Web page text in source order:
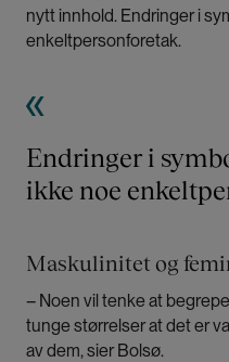
nytt innhold. Endringer i
enkeltpersonforetak.
Endringer i
ikke noe
Maskulinitet og
– Noen vil tenke at
tunge størrelser at det er
av dem, sier Bolsø.